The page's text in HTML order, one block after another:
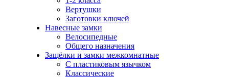
Вертушки
Заготовки ключей
Навесные замки
Велосипедные
Общего назначения
Защёлки и замки межкомнатные
С пластиковым язычком
Классические